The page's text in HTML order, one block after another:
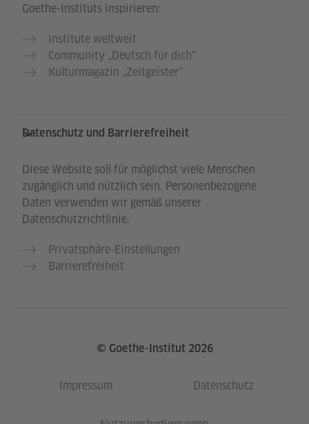
Goethe-Instituts inspirieren:
Institute weltweit
Community „Deutsch für dich“
Kulturmagazin „Zeitgeister"
Datenschutz und Barrierefreiheit
Diese Website soll für möglichst viele Menschen
zugänglich und nützlich sein. Personenbezogene
Daten verwenden wir gemäß unserer
Datenschutzrichtlinie.
Privatsphäre-Einstellungen
Barrierefreiheit
© Goethe-Institut 2026
Impressum Datenschutz